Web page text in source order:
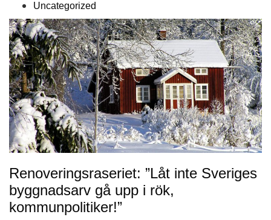
Uncategorized
Renoveringsraseriet: ”Låt inte Sveriges
byggnadsarv gå upp i rök,
kommunpolitiker!”